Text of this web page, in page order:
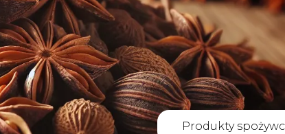
Produkty